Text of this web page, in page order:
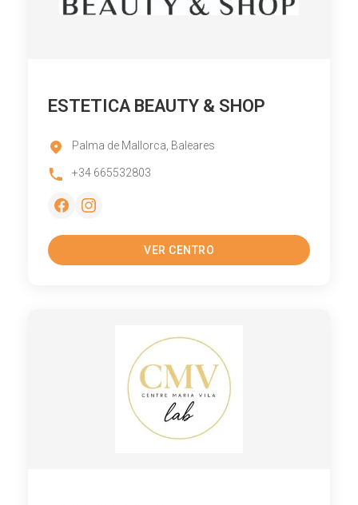
ESTETICA BEAUTY & SHOP
Palma de Mallorca, Baleares
+34 665532803
VER CENTRO